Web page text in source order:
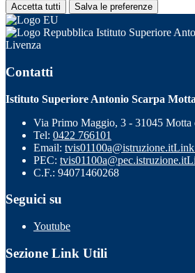
Accetta tutti Salva le preferenze
Istituto Superiore
Livenza
Contatti
Istituto Superiore Antonio Scarpa
Via Primo Maggio, 3 - 31045
Tel: 0422 766101
Email: tvis01100a@istruzione.itLink
PEC: tvis01100a@pec.istruzione.it
C.F.: 94071460268
Seguici su
Youtube
Sezione Link Utili